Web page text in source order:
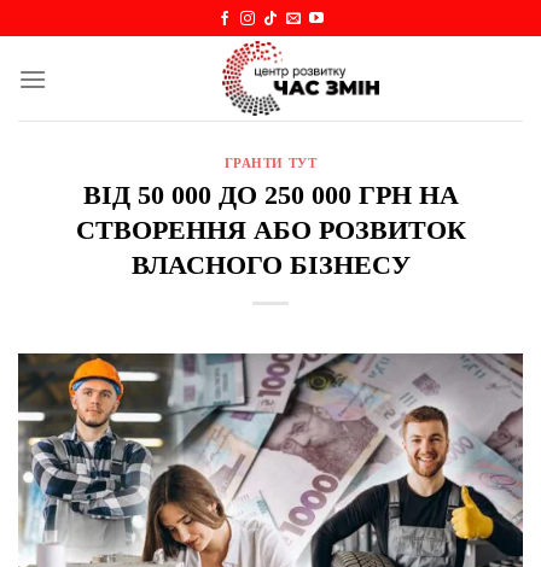
content
ГРАНТИ ТУТ
ВІД 50 000 ДО 250 000 ГРН НА
СТВОРЕННЯ АБО РОЗВИТОК
ВЛАСНОГО БІЗНЕСУ